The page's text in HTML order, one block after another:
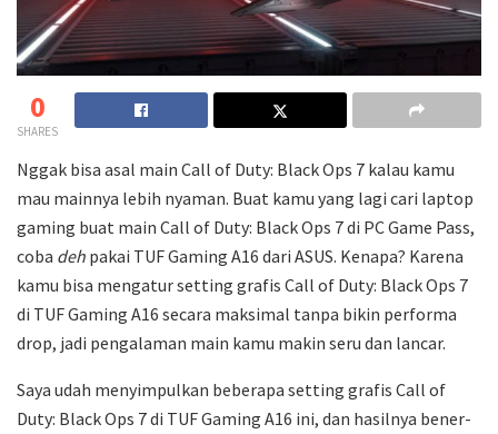
0
SHARES
Nggak bisa asal main Call of Duty: Black Ops 7 kalau kamu
mau mainnya lebih nyaman. Buat kamu yang lagi cari laptop
gaming buat main Call of Duty: Black Ops 7 di PC Game Pass,
coba deh pakai TUF Gaming A16 dari ASUS. Kenapa? Karena
kamu bisa mengatur setting grafis Call of Duty: Black Ops 7
di TUF Gaming A16 secara maksimal tanpa bikin performa
drop, jadi pengalaman main kamu makin seru dan lancar.
Saya udah menyimpulkan beberapa setting grafis Call of
Duty: Black Ops 7 di TUF Gaming A16 ini, dan hasilnya bener-